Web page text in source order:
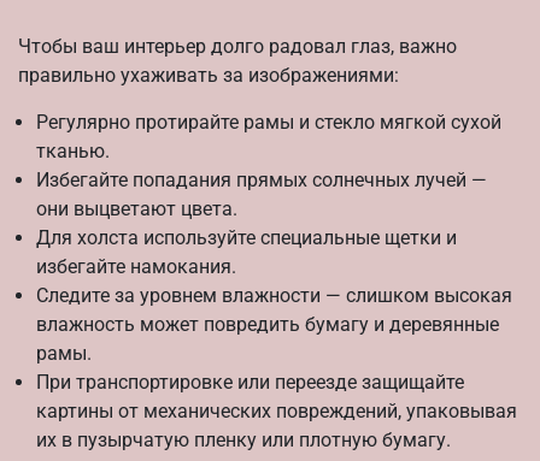
Чтобы ваш интерьер долго радовал глаз, важно
правильно ухаживать за изображениями:
Регулярно протирайте рамы и стекло мягкой сухой
тканью.
Избегайте попадания прямых солнечных лучей —
они выцветают цвета.
Для холста используйте специальные щетки и
избегайте намокания.
Следите за уровнем влажности — слишком высокая
влажность может повредить бумагу и деревянные
рамы.
При транспортировке или переезде защищайте
картины от механических повреждений, упаковывая
их в пузырчатую пленку или плотную бумагу.